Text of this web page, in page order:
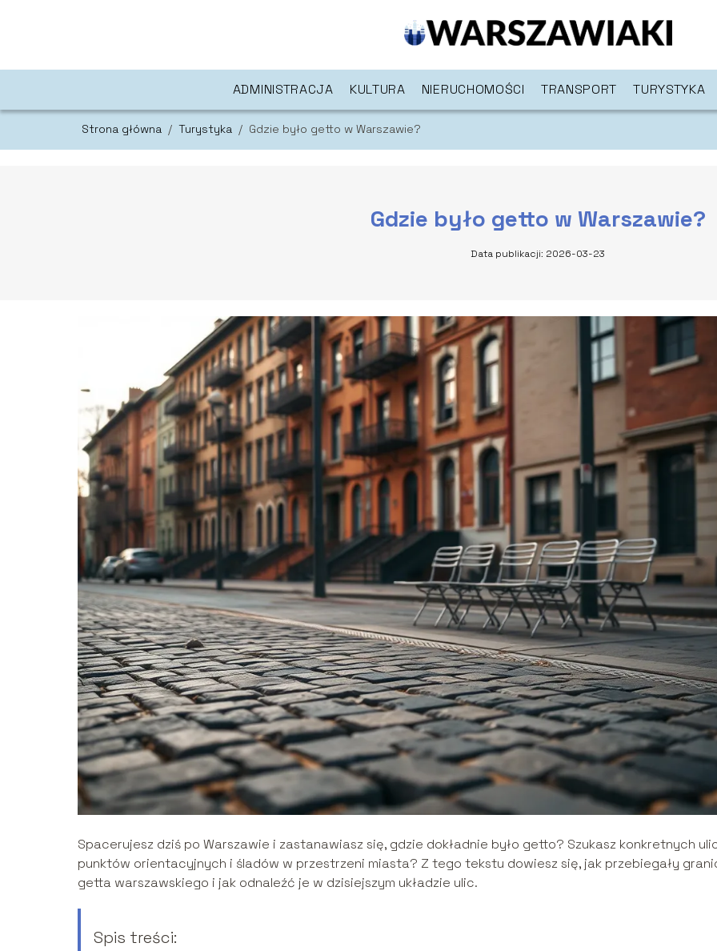
ADMINISTRACJA KULTURA NIERUCHOMOŚCI TRANSPORT TURYSTYKA
Strona główna / Turystyka / Gdzie było getto w Warszawie?
Gdzie było getto w Warszawie?
Data publikacji: 2026-03-23
Spacerujesz dziś po Warszawie i zastanawiasz się, gdzie dokładnie było getto? Szukasz konkretnych
punktów orientacyjnych i śladów w przestrzeni miasta? Z tego tekstu dowiesz się, jak przebiegały
getta warszawskiego i jak odnaleźć je w dzisiejszym układzie ulic.
Spis treści: